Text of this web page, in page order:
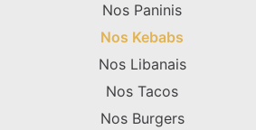
Nos Paninis
Nos Kebabs
Nos Libanais
Nos Tacos
Nos Burgers